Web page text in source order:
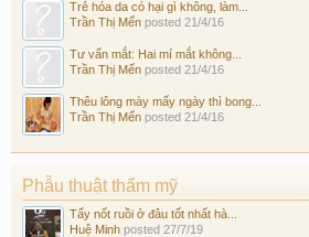
Trẻ hóa da có hại gì không, làm...
Trần Thị Mến posted 21/4/16
Tư vấn mắt: Hai mí mắt không...
Trần Thị Mến posted 21/4/16
Thêu lông mày mấy ngày thì bong...
Trần Thị Mến posted 21/4/16
Phẫu thuật thẩm mỹ
Tẩy nốt ruồi ở đâu tốt nhất hà...
Huệ Minh posted 27/7/19